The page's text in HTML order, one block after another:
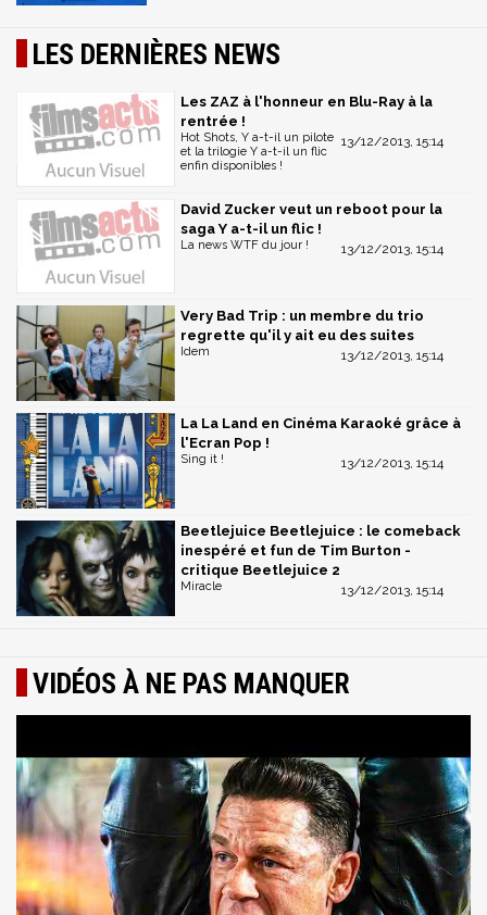
LES DERNIÈRES NEWS
Les ZAZ à l'honneur en Blu-Ray à la
rentrée !
13/12/2013, 15:14
Hot Shots, Y a-t-il un pilote
et la trilogie Y a-t-il un flic
enfin disponibles !
David Zucker veut un reboot pour la
saga Y a-t-il un flic !
13/12/2013, 15:14
La news WTF du jour !
Very Bad Trip : un membre du trio
regrette qu'il y ait eu des suites
13/12/2013, 15:14
Idem
La La Land en Cinéma Karaoké grâce à
l'Ecran Pop !
13/12/2013, 15:14
Sing it !
Beetlejuice Beetlejuice : le comeback
inespéré et fun de Tim Burton -
critique Beetlejuice 2
13/12/2013, 15:14
Miracle
VIDÉOS À NE PAS MANQUER